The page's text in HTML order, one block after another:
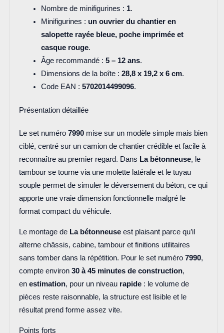
Nombre de minifigurines : 1.
Minifigurines : un ouvrier du chantier en
salopette rayée bleue, poche imprimée et
casque rouge.
Âge recommandé : 5 – 12 ans.
Dimensions de la boîte : 28,8 x 19,2 x 6 cm.
Code EAN : 5702014499096.
Présentation détaillée
Le set numéro 7990mise sur un modèle simple mais bien
ciblé, centré sur un camion de chantier crédible et facile à
reconnaître au premier regard. Dans La bétonneuse, le
tambour se tourne via une molette latérale et le tuyau
souple permet de simuler le déversement du béton, ce qui
apporte une vraie dimension fonctionnelle malgré le
format compact du véhicule.
Le montage de La bétonneuseest plaisant parce qu’il
alterne châssis, cabine, tambour et finitions utilitaires
sans tomber dans la répétition. Pour le set numéro 7990,
compte environ 30 à 45 minutes de construction,
en estimation, pour un niveau rapide: le volume de
pièces reste raisonnable, la structure est lisible et le
résultat prend forme assez vite.
Points forts